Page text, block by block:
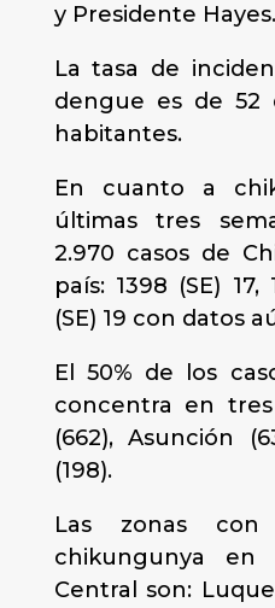
y Presidente Hayes.
La tasa de
dengue es de 52
habitantes.
En cuanto a
últimas tres
2.970 casos de
país: 1398 (SE)
(SE) 19 con datos
El 50% de los
concentra en tres
(662), Asunción
(198).
Las zonas
chikungunya en
Central son: